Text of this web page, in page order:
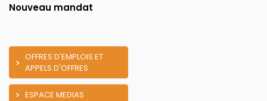
Nouveau mandat
OFFRES D'EMPLOIS ET
APPELS D'OFFRES
ESPACE MEDIAS